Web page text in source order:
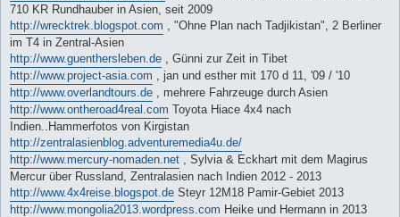
710 KR Rundhauber in Asien, seit 2009
http://wrecktrek.blogspot.com , "Ohne Plan nach Tadjikistan", 2 Berliner
im T4 in Zentral-Asien
http://www.guenthersleben.de , Günni zur Zeit in Tibet
http://www.project-asia.com , jan und esther mit 170 d 11, '09 / '10
http://www.overlandtours.de , mehrere Fahrzeuge durch Asien
http://www.ontheroad4real.com Toyota Hiace 4x4 nach
Indien..Hammerfotos von Kirgistan
http://zentralasienblog.adventuremedia4u.de/
http://www.mercury-nomaden.net , Sylvia & Eckhart mit dem Magirus
Mercur über Russland, Zentralasien nach Indien 2012 - 2013
http://www.4x4reise.blogspot.de Steyr 12M18 Pamir-Gebiet 2013
http://www.mongolia2013.wordpress.com Heike und Hermann in 2013